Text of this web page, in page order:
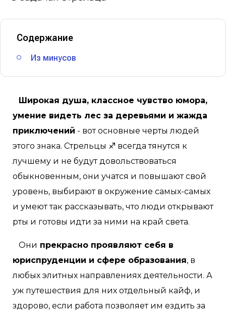
Содержание
Из минусов
Широкая душа, классное чувство юмора,
умение видеть лес за деревьями и жажда
приключений - вот основные черты людей
этого знака. Стрельцы ♐ всегда тянутся к
лучшему и не будут довольствоваться
обыкновенным, они учатся и повышают свой
уровень, выбирают в окружение самых-самых
и умеют так рассказывать, что люди открывают
рты и готовы идти за ними на край света.
Они прекрасно проявляют себя в
юриспруденции и сфере образования, в
любых элитных направлениях деятельности. А
уж путешествия для них отдельный кайф, и
здорово, если работа позволяет им ездить за